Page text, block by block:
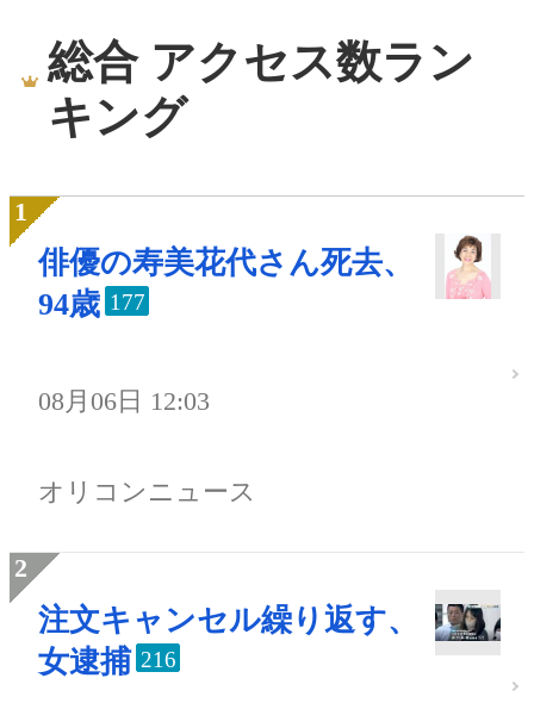
総合 アクセス数ラン
キング
俳優の寿美花代さん死去、
94歳 177
08月06日 12:03
オリコンニュース
注文キャンセル繰り返す、
女逮捕 216